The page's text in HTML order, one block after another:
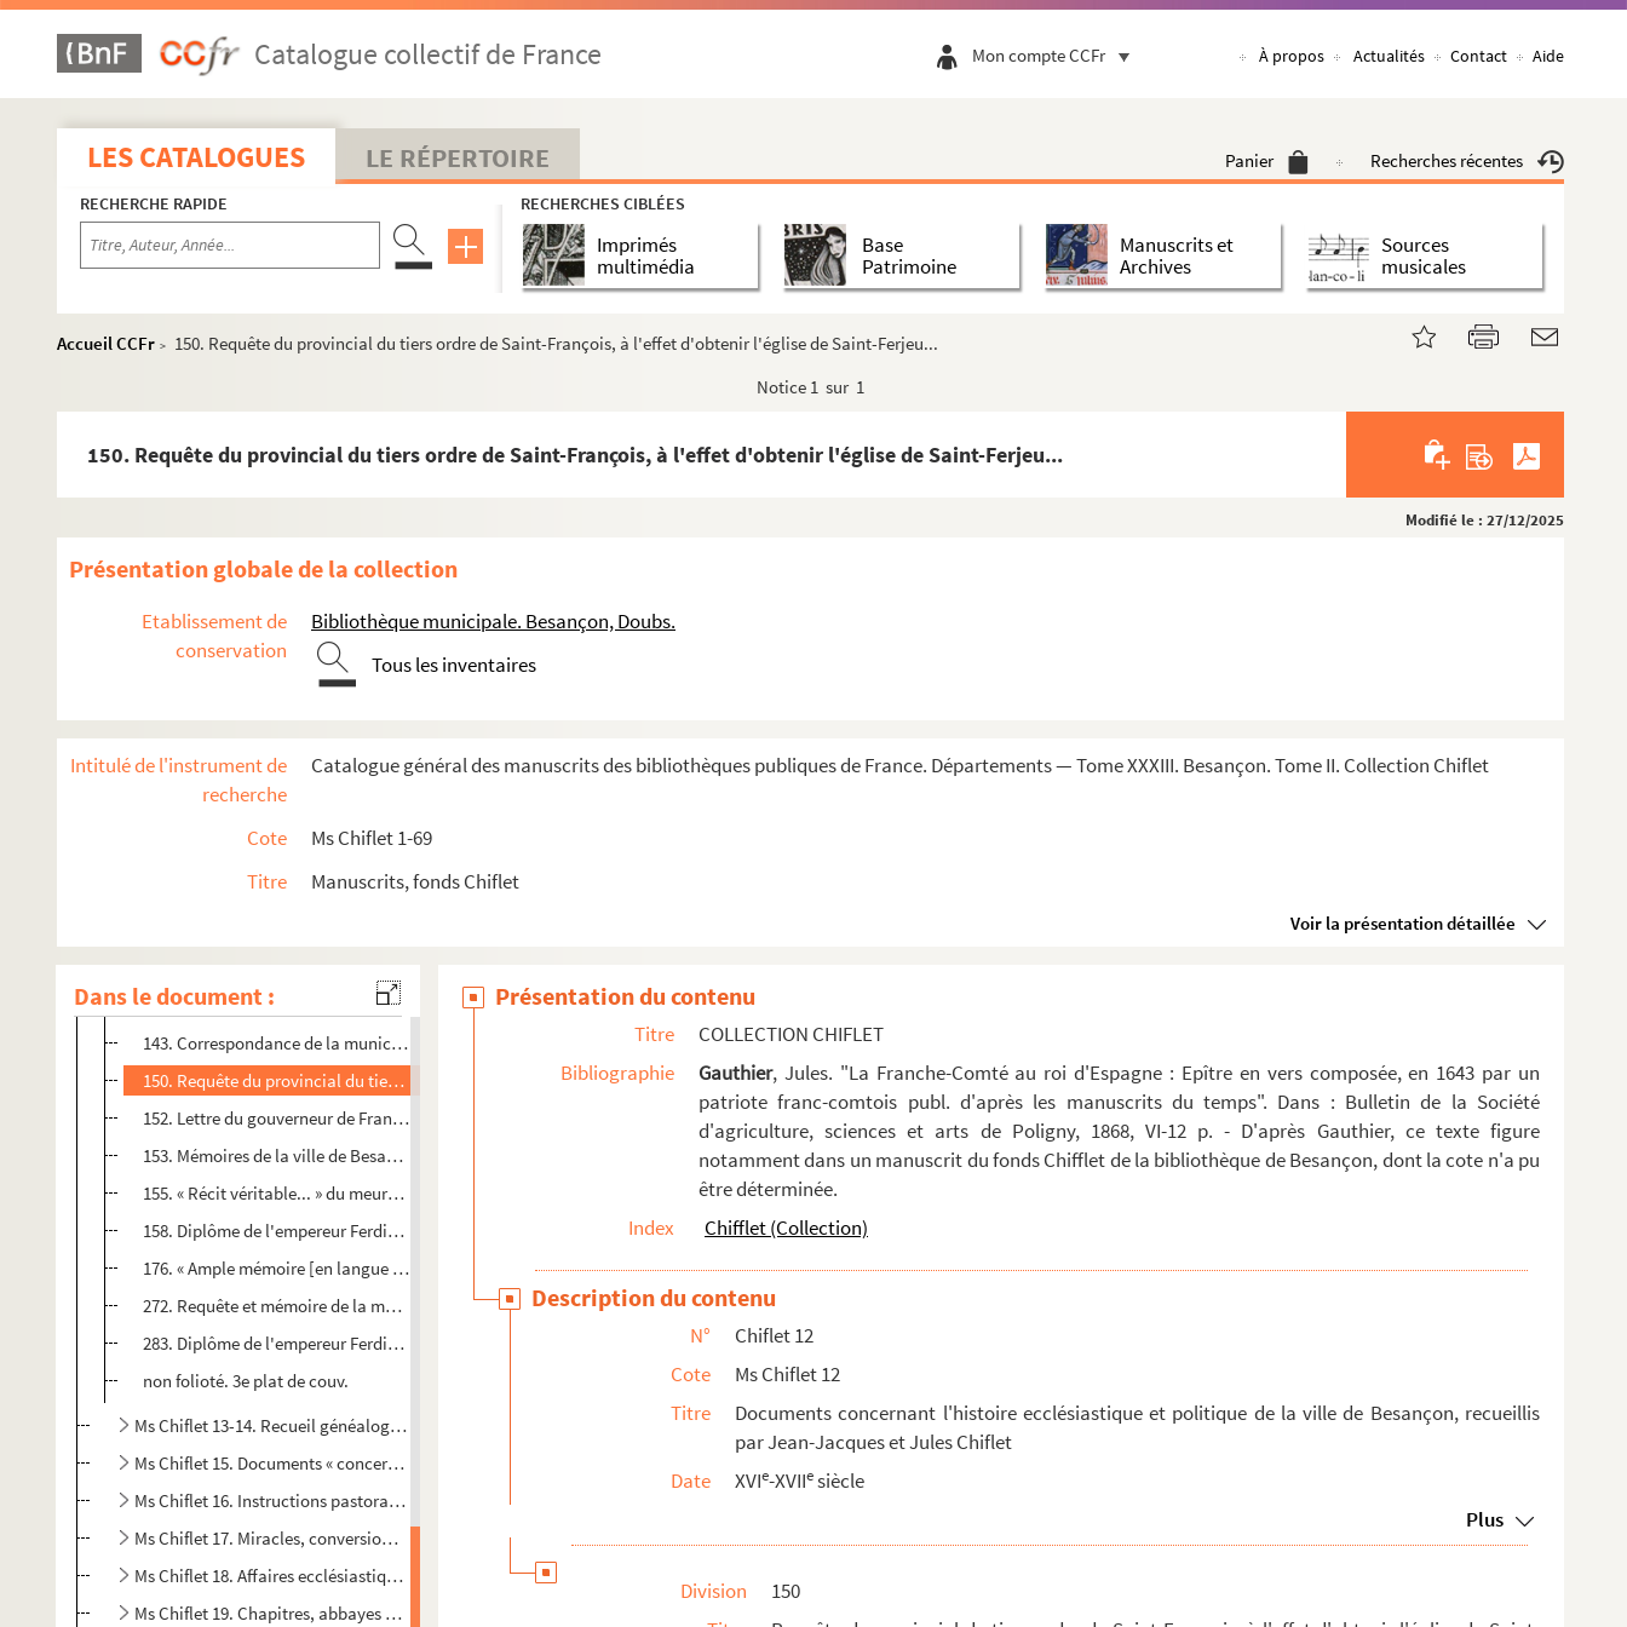
Catalogue collectif de France Mon compte CCFr À propos Actualités Contact Aide
LES CATALOGUES LE RÉPERTOIRE Panier Recherches récentes
RECHERCHE RAPIDE RECHERCHES CIBLÉES
Imprimés
multimédia
Base
Patrimoine
Manuscrits et
Archives
Sources
musicales
Accueil CCFr >
150. Requête du provincial du tiers ordre de Saint-François, à l'effet d'obtenir l'église de Saint-Ferjeu...
Notice 1 sur 1
150. Requête du provincial du tiers ordre de Saint-François, à l'effet d'obtenir l'église de Saint-Ferjeu...
Modifié le : 27/12/2025
Présentation globale de la collection
Etablissement de
conservation
Bibliothèque municipale. Besançon, Doubs.
Tous les inventaires
Intitulé de l'instrument de
recherche
Catalogue général des manuscrits des bibliothèques publiques de France. Départements — Tome XXXIII. Besançon. Tome II. Collection Chiflet
Cote
Ms Chiflet 1-69
Titre
Manuscrits, fonds Chiflet
Voir la présentation détaillée
Dans le document :
66. Recours au parlement de Dole, par Guillaume Bassand, prieur de Mesirey, que son supérieur, l'abbé de...
77. Diplôme de l'empereur Charles-Quint, confirmatif des privilèges de la commune de Besançon (1534)
79. « Plaincte de l'infortuné Jehan Lambelin, jadis secrétaire de la cité de Besançon, décappité en ladi...
81. Jugement de la justice municipale de Besançon établissant que, en dehors du flagrant délit, nul ne p...
85. Diplôme de l'empereur Ferdinand Ier concédant à Besançon le droit d'ouvrir une université d'études c...
87. Des délibérations municipales prises en vue de faire bénéficier la ville de ce privilège
91. Lettre du roi d'Espagne, Philippe II, exprimant à la municipalité de Besançon l'importance de la bon...
111. ;
113. « Apologie ou deffence des Mémoires de la Franche-Comté contre cela que la maison de ville de Besanç...
114. ;
115 v°. ;
116. ;
118 v°. ;
119. ;
143. Correspondance de la municipalité de Besançon avec le roi de France Henri IV et ses agents, pour évi...
150. Requête du provincial du tiers ordre de Saint-François, à l'effet d'obtenir l'église de Saint-Ferjeu...
152. Lettre du gouverneur de Franche-Comté priant l'infante Isabelle de presser les réponses qui permettr...
153. Mémoires de la ville de Besançon à l'archevêque pour avoir son assistance quant aux lectures de théo...
155. « Récit véritable... » du meurtre commis en la personne de Jean Varin par Étienne Desprez, l'un des ...
158. Diplôme de l'empereur Ferdinand II accordant à l'archevêque Ferdinand de Rye l'investiture des droit...
176. « Ample mémoire [en langue latine] touchant les entreprises des gouverneurs [municipaux] de Besançon...
272. Requête et mémoire de la municipalité de Besançon à la reine régente d'Espagne, pour obtenir le tran...
283. Diplôme de l'empereur Ferdinand III relâchant à l'Espagne la suzeraineté de Besançon en échange de l...
non folioté. 3e plat de couv.
Ms Chiflet 13-14. Recueil généalogique universel, compilé par Jules Chiflet
Ms Chiflet 15. Documents « concernant l'Église et la cité de Besançon »
Ms Chiflet 16. Instructions pastorales, placards de dévotion et notices édifiantes : recueil de pièces imprimées po...
Ms Chiflet 17. Miracles, conversions et hérésies au XVII
Ms Chiflet 18. Affaires ecclésiastiques en Franche-Comté, aux Pays-Bas et en Espagne
Ms Chiflet 19. Chapitres, abbayes et prieurés de Franche-Comté
Présentation du contenu
Titre
COLLECTION CHIFLET
Bibliographie
Gauthier, Jules. "La Franche-Comté au roi d'Espagne : Epître en vers composée, en 1643 par un
patriote franc-comtois publ. d'après les manuscrits du temps". Dans : Bulletin de la Société
d'agriculture, sciences et arts de Poligny, 1868, VI-12 p. - D'après Gauthier, ce texte figure
notamment dans un manuscrit du fonds Chifflet de la bibliothèque de Besançon, dont la cote n'a pu
être déterminée.
Index
Chifflet (Collection)
Description du contenu
N°
Chiflet 12
Cote
Ms Chiflet 12
Titre
Documents concernant l'histoire ecclésiastique et politique de la ville de Besançon, recueillis
par Jean-Jacques et Jules Chiflet
Date
XVIe-XVIIesiècle
Plus
Division
150